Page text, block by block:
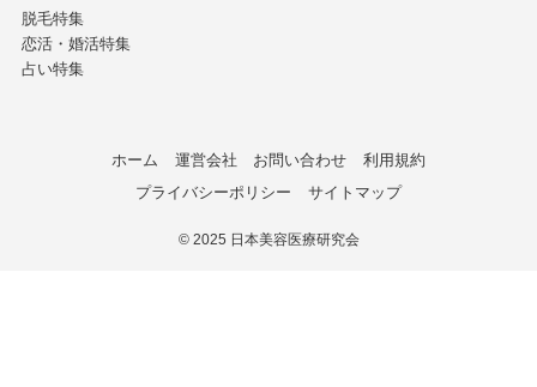
脱毛特集
恋活・婚活特集
占い特集
ホーム 運営会社 お問い合わせ
利用規約
プライバシーポリシー
サイトマップ
©2025 日本美容医療研究会